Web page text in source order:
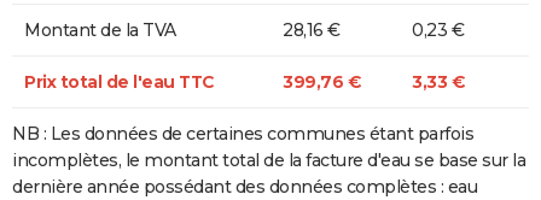
Montant de la TVA 28,16 € 0,23 €
Prix total de l'eau TTC 399,76 € 3,33 €
NB : Les données de certaines communes étant parfois
incomplètes, le montant total de la facture d'eau se base sur la
dernière année possédant des données complètes : eau